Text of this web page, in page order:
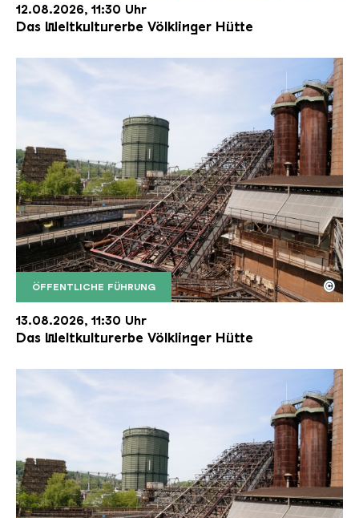
12.08.2026, 11:30 Uhr
Das Weltkulturerbe Völklinger Hütte
ÖFFENTLICHE FÜHRUNG
Der Erzschrägaufzug der Völklinger Hütte mit
Copyright: Weltkulturerbe Völklinger Hütte | Karl
©
13.08.2026, 11:30 Uhr
Das Weltkulturerbe Völklinger Hütte